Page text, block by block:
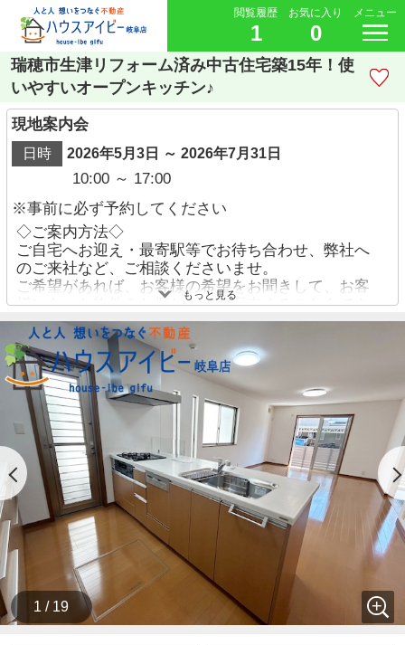
閲覧履歴
1
お気に入り
0
メニュー
瑞穂市生津リフォーム済み中古住宅築15年！使
いやすいオープンキッチン♪
現地案内会
日時 2026年5月3日 ～ 2026年7月31日
10:00 ～ 17:00
※事前に必ず予約してください
◇ご案内方法◇
ご自宅へお迎え・最寄駅等でお待ち合わせ、弊社へ
のご来社など、ご相談くださいませ。
ご希望があれば、お客様の希望をお聞きして、お客
様にあった物件をお探ししてご案内することもでき
ます。
ご予約方法
・お電話でのお問い合わせ→【058-338-9110】
・【物件資料請求ボタン】より、備考欄にご希望日
時を記載ください。
・当店の店舗ページより【ハウスアイビー岐阜店の
ホームページ】へ。
・ラインでのお問い合わせも出来ます。ID検索【＠
731koxur】
◇住宅ローンのご相談いつでも無料で受け付けます
◇
・いくら位の住宅を購入する方がいいの？
・今買うのがいいの？それとも、頭金を貯めてか
ら？
・いくらぐらいまで借りられるの？毎月の返済はい
くらになるの？
もっと見る
1 / 19